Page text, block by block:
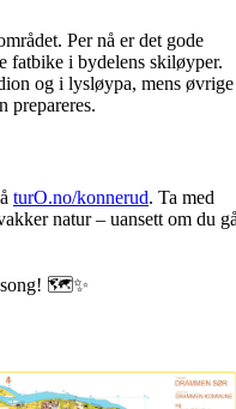
Per nå er det gode
fatbike i bydelens skiløyper.
og i lysløypa, mens øvrige
prepareres.
turO.no/konnerud. Ta med
natur – uansett om du
🗺️✨